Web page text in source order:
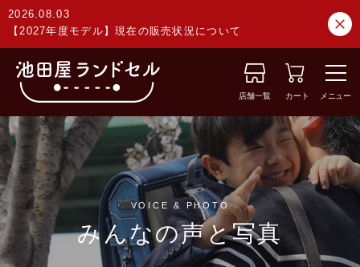
2026.08.03
【2027年度モデル】現在の販売状況について
店舗一覧 カート メニュー
VOICE & PHOTO
みんなの声と写真